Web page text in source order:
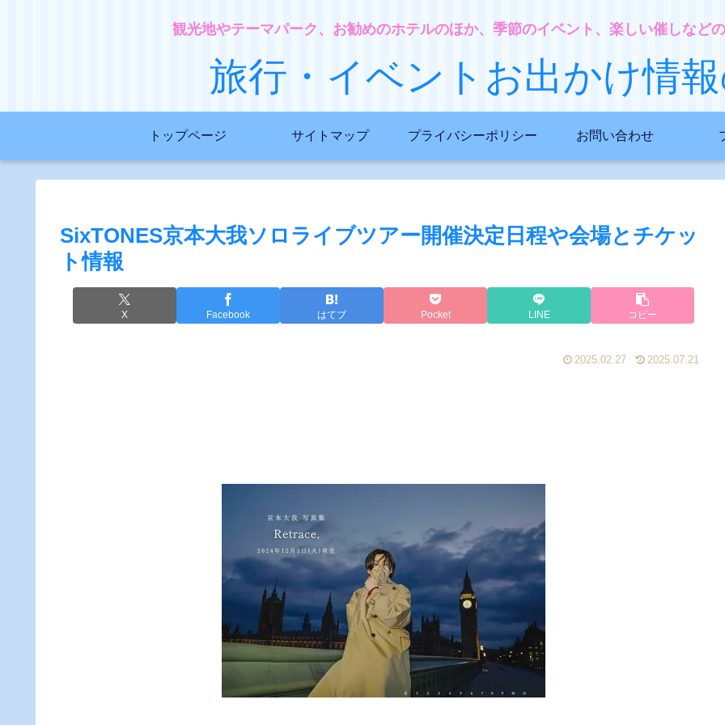
観光地やテーマパーク、お勧めのホテルのほか、季節のイベント、楽しい催しなど
旅行・イベントお出かけ情
トップページ サイトマップ プライバシーポリシー お問い合わせ
SixTONES京本大我ソロライブツアー開催決定日程や会場とチケッ
ト情報
X Facebook はてブ Pocket LINE コピー
2025.02.27 2025.07.21